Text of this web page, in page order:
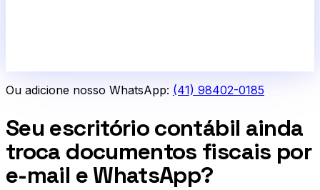
Ou adicione nosso WhatsApp: (41) 98402-0185
Seu escritório contábil ainda
troca documentos fiscais por
e-mail e WhatsApp?